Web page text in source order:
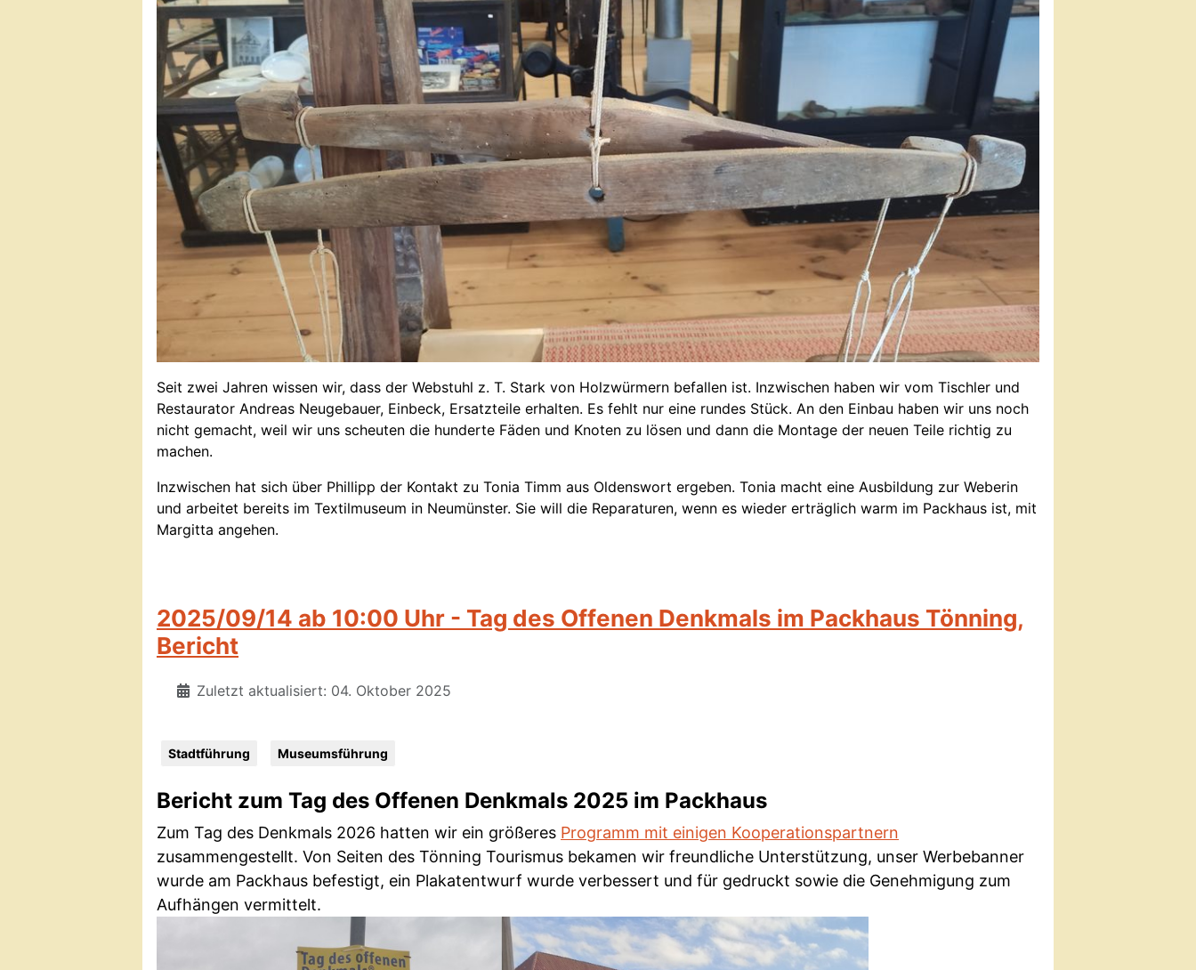
Seit zwei Jahren wissen wir, dass der Webstuhl z. T. Stark von Holzwürmern befallen ist. Inzwischen haben wir vom Tischler und
Restaurator Andreas Neugebauer, Einbeck, Ersatzteile erhalten. Es fehlt nur eine rundes Stück. An den Einbau haben wir uns noch
nicht gemacht, weil wir uns scheuten die hunderte Fäden und Knoten zu lösen und dann die Montage der neuen Teile richtig zu
machen.
Inzwischen hat sich über Phillipp der Kontakt zu Tonia Timm aus Oldenswort ergeben. Tonia macht eine Ausbildung zur Weberin
und arbeitet bereits im Textilmuseum in Neumünster. Sie will die Reparaturen, wenn es wieder erträglich warm im Packhaus ist, mit
Margitta angehen.
2025/09/14 ab 10:00 Uhr - Tag des Offenen Denkmals im Packhaus Tönning,
Bericht
Zuletzt aktualisiert: 04. Oktober 2025
Stadtführung Museumsführung
Bericht zum Tag des Offenen Denkmals 2025 im Packhaus
Zum Tag des Denkmals 2026 hatten wir ein größeres Programm mit einigen Kooperationspartnern
zusammengestellt. Von Seiten des Tönning Tourismus bekamen wir freundliche Unterstützung, unser Werbebanner
wurde am Packhaus befestigt, ein Plakatentwurf wurde verbessert und für gedruckt sowie die Genehmigung zum
Aufhängen vermittelt.